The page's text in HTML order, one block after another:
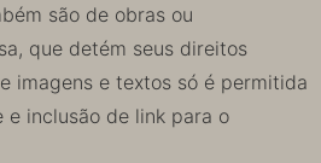
são de obras ou
que detém seus direitos
imagens e textos só é permitida
inclusão de link para o